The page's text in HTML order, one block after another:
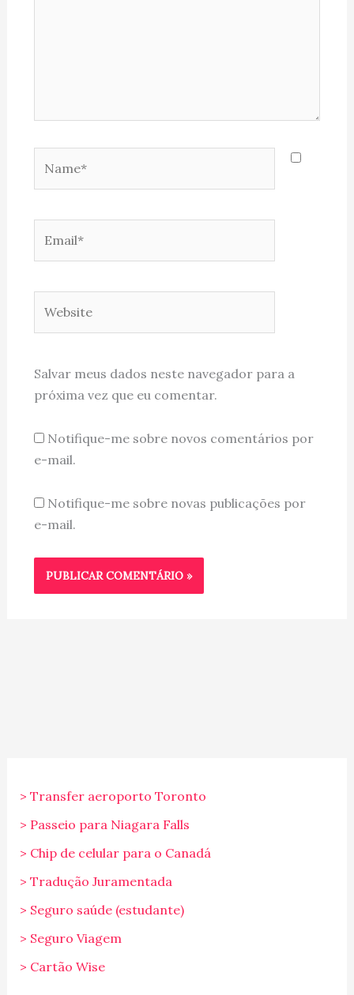
Salvar meus dados neste navegador para a
próxima vez que eu comentar.
Notifique-me sobre novos comentários por
e-mail.
Notifique-me sobre novas publicações por
e-mail.
> Transfer aeroporto Toronto
> Passeio para Niagara Falls
> Chip de celular para o Canadá
> Tradução Juramentada
> Seguro saúde (estudante)
> Seguro Viagem
> Cartão Wise